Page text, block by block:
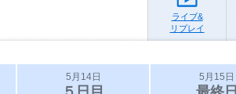
ライブ&
リプレイ
5月14日 5月15日